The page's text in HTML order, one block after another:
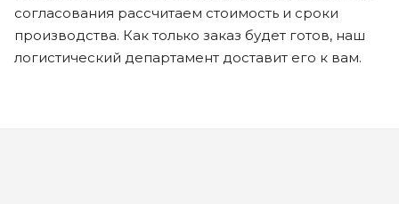
согласования рассчитаем стоимость и сроки
производства. Как только заказ будет готов, наш
логистический департамент доставит его к вам.